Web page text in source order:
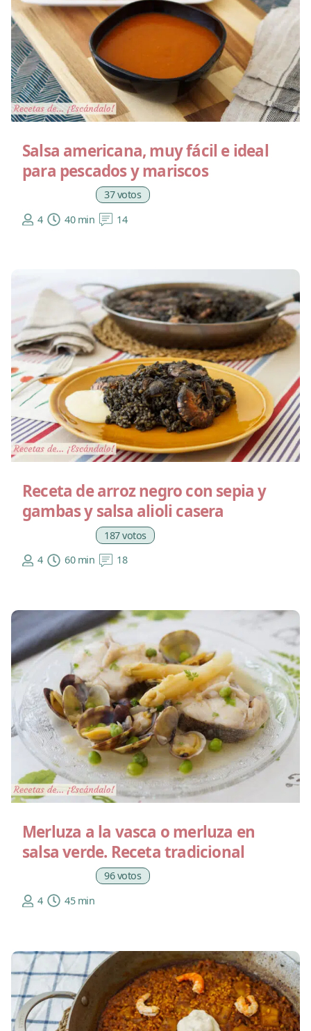
Salsa americana, muy fácil e ideal
para pescados y mariscos
37 votos
4
40 min 14
Receta de arroz negro con sepia y
gambas y salsa alioli casera
187 votos
4
60 min 18
Merluza a la vasca o merluza en
salsa verde. Receta tradicional
96 votos
4
45 min